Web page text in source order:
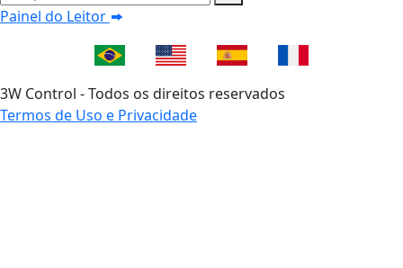
Painel do Leitor
3W Control - Todos os direitos reservados
Termos de Uso e Privacidade